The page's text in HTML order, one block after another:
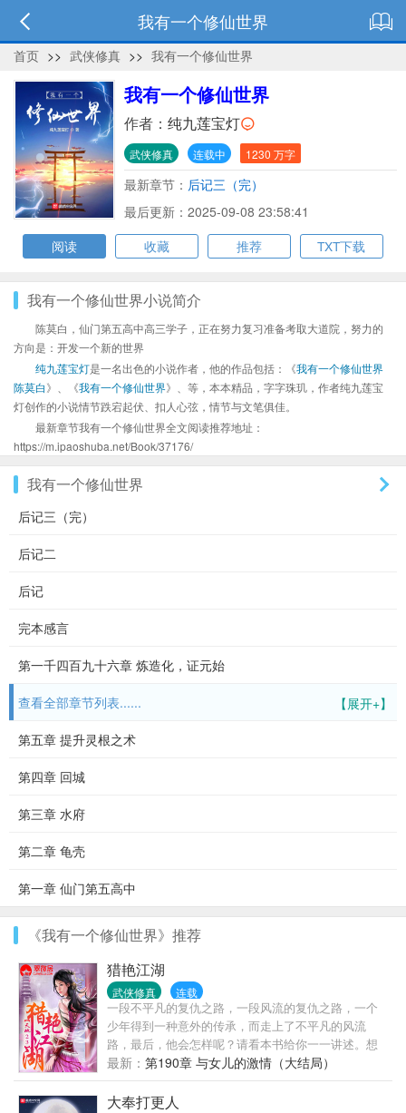
我有一个修仙世界
首页 >> 武侠修真 >> 我有一个修仙世界
我有一个修仙世界
作者： 纯九莲宝灯
武侠修真 连载中 1230 万字
最新章节： 后记三（完）
最后更新：2025-09-08 23:58:41
阅读
收藏 推荐 TXT下载
我有一个修仙世界小说简介
陈莫白，仙门第五高中高三学子，正在努力复习准备考取大道院，努力的
方向是：开发一个新的世界
纯九莲宝灯是一名出色的小说作者，他的作品包括：《我有一个修仙世界
陈莫白》、《我有一个修仙世界》、等，本本精品，字字珠玑，作者纯九莲宝
灯创作的小说情节跌宕起伏、扣人心弦，情节与文笔俱佳。
最新章节我有一个修仙世界全文阅读推荐地址：
https://m.ipaoshuba.net/Book/37176/
我有一个修仙世界
后记三（完）
后记二
后记
完本感言
第一千四百九十六章 炼造化，证元始
【展开+】
查看全部章节列表......
第五章 提升灵根之术
第四章 回城
第三章 水府
第二章 龟壳
第一章 仙门第五高中
《我有一个修仙世界》推荐
猎艳江湖
武侠修真 连载
一段不平凡的复仇之路，一段风流的复仇之路，一个
少年得到一种意外的传承，而走上了不平凡的风流
路，最后，他会怎样呢？请看本书给你一一讲述。想
看刺激的点击！！本书既是是以一部好看的武侠小
说，敬请阅读与收藏！
最新： 第190章 与女儿的激情（大结局）
大奉打更人